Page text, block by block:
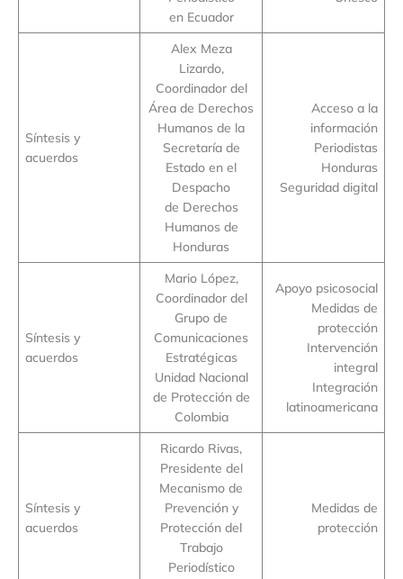
en Ecuador
Síntesis y
acuerdos
Alex Meza
Lizardo,
Coordinador del
Área de Derechos
Humanos de la
Secretaría de
Estado en el
Despacho
de Derechos
Humanos de
Honduras
Acceso a la
información
Periodistas
Honduras
Seguridad digital
Síntesis y
acuerdos
Mario López,
Coordinador del
Grupo de
Comunicaciones
Estratégicas
Unidad Nacional
de Protección de
Colombia
Apoyo psicosocial
Medidas de
protección
Intervención
integral
Integración
latinoamericana
Síntesis y
acuerdos
Ricardo Rivas,
Presidente del
Mecanismo de
Prevención y
Protección del
Trabajo
Periodístico
Medidas de
protección